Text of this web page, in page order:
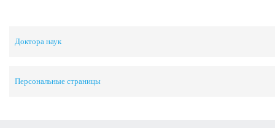
Доктора наук
Персональные страницы